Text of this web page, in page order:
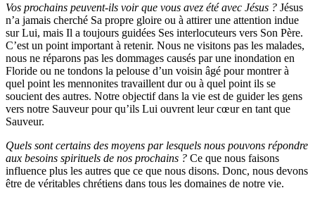
Vos prochains peuvent-ils voir que vous avez été avec Jésus ? Jésus
n’a jamais cherché Sa propre gloire ou à attirer une attention indue
sur Lui, mais Il a toujours guidées Ses interlocuteurs vers Son Père.
C’est un point important à retenir. Nous ne visitons pas les malades,
nous ne réparons pas les dommages causés par une inondation en
Floride ou ne tondons la pelouse d’un voisin âgé pour montrer à
quel point les mennonites travaillent dur ou à quel point ils se
soucient des autres. Notre objectif dans la vie est de guider les gens
vers notre Sauveur pour qu’ils Lui ouvrent leur cœur en tant que
Sauveur.
Quels sont certains des moyens par lesquels nous pouvons répondre
aux besoins spirituels de nos prochains ? Ce que nous faisons
influence plus les autres que ce que nous disons. Donc, nous devons
être de véritables chrétiens dans tous les domaines de notre vie.